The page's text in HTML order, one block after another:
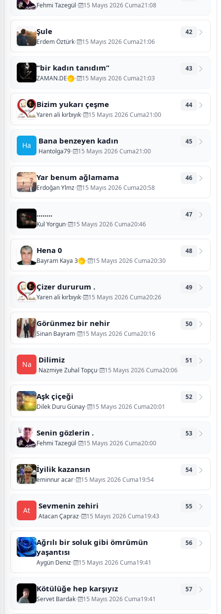
Fehmi Tazegül• 15 Mayıs 2026 Cuma21:08
Şule
Erdem Öztürk• 15 Mayıs 2026 Cuma21:06
42
“bir kadın tanıdım”
ZAMAN.DE • 15 Mayıs 2026 Cuma21:03
43
Bizim yukarı çeşme
Yaren ali kırbıyık• 15 Mayıs 2026 Cuma21:00
44
Ha Bana benzeyen kadın
Hantolga79• 15 Mayıs 2026 Cuma21:00
45
Yar benum ağlamama
Erdoğan Ylmz• 15 Mayıs 2026 Cuma20:58
46
........
Kul Yorgun• 15 Mayıs 2026 Cuma20:46
47
Hena 0
Bayram Kaya 3 • 15 Mayıs 2026 Cuma20:30
48
Çizer dururum .
Yaren ali kırbıyık• 15 Mayıs 2026 Cuma20:26
49
Görünmez bir nehir
Sinan Bayram• 15 Mayıs 2026 Cuma20:16
50
Na Dilimiz
Nazmiye Zuhal Topçu• 15 Mayıs 2026 Cuma20:06
51
Aşk çiçeği
Dilek Duru Günay• 15 Mayıs 2026 Cuma20:01
52
Senin gözlerin .
Fehmi Tazegül• 15 Mayıs 2026 Cuma20:00
53
İyilik kazansın
eminnur acar• 15 Mayıs 2026 Cuma19:54
54
At Sevmenin zehiri
Atacan Çapraz• 15 Mayıs 2026 Cuma19:43
55
Ağrılı bir soluk gibi ömrümün
yaşantısı
Aygün Deniz• 15 Mayıs 2026 Cuma19:41
56
Kötülüğe hep karşıyız
Servet Bardak• 15 Mayıs 2026 Cuma19:41
57